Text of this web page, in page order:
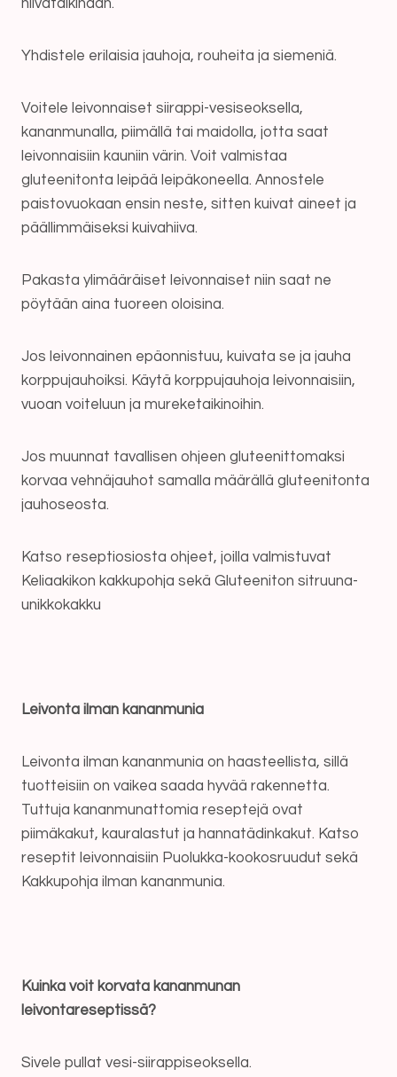
hiivataikinaan.
Yhdistele erilaisia jauhoja, rouheita ja siemeniä.
Voitele leivonnaiset siirappi-vesiseoksella,
kananmunalla, piimällä tai maidolla, jotta saat
leivonnaisiin kauniin värin. Voit valmistaa
gluteenitonta leipää leipäkoneella. Annostele
paistovuokaan ensin neste, sitten kuivat aineet ja
päällimmäiseksi kuivahiiva.
Pakasta ylimääräiset leivonnaiset niin saat ne
pöytään aina tuoreen oloisina.
Jos leivonnainen epäonnistuu, kuivata se ja jauha
korppujauhoiksi. Käytä korppujauhoja leivonnaisiin,
vuoan voiteluun ja mureketaikinoihin.
Jos muunnat tavallisen ohjeen gluteenittomaksi
korvaa vehnäjauhot samalla määrällä gluteenitonta
jauhoseosta.
Katso reseptiosiosta ohjeet, joilla valmistuvat
Keliaakikon kakkupohja sekä Gluteeniton sitruuna-
unikkokakku
Leivonta ilman kananmunia
Leivonta ilman kananmunia on haasteellista, sillä
tuotteisiin on vaikea saada hyvää rakennetta.
Tuttuja kananmunattomia reseptejä ovat
piimäkakut, kauralastut ja hannatädinkakut. Katso
reseptit leivonnaisiin Puolukka-kookosruudut sekä
Kakkupohja ilman kananmunia.
Kuinka voit korvata kananmunan
leivontareseptissä?
Sivele pullat vesi-siirappiseoksella.